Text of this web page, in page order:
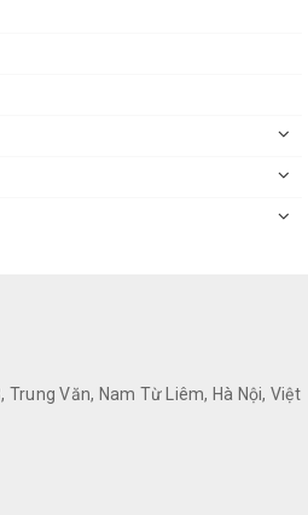
Trung Văn, Nam Từ Liêm, Hà Nội, Việt